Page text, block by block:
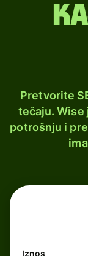
Pretvorite
tečaju. Wise
potrošnju i
Iznos